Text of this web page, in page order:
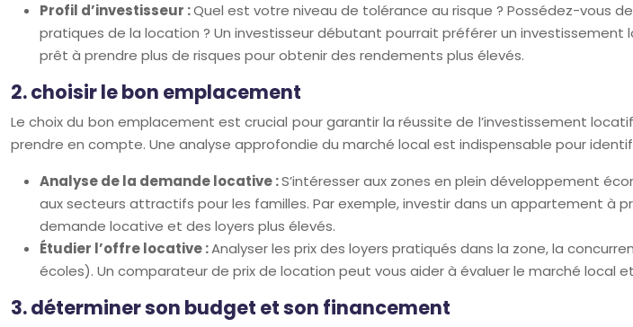
Profil d’investisseur :Quel est votre niveau de tolérance au risque ? Possédez-vous
pratiques de la location ? Un investisseur débutant pourrait préférer un
prêt à prendre plus de risques pour obtenir des rendements plus élevés.
2. choisir le bon emplacement
Le choix du bon emplacement est crucial pour garantir la réussite de l’investissement
prendre en compte. Une analyse approfondie du marché local est indispensable pour
Analyse de la demande locative :S’intéresser aux zones en plein développement
aux secteurs attractifs pour les familles. Par exemple, investir dans un appartement à
demande locative et des loyers plus élevés.
Étudier l’offre locative :Analyser les prix des loyers pratiqués dans la zone, la
écoles). Un comparateur de prix de location peut vous aider à évaluer le marché local
3. déterminer son budget et son financement